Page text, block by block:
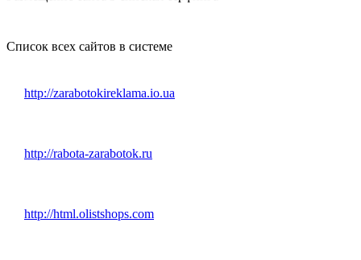
Список всех сайтов в системе
http://zarabotokireklama.io.ua
http://rabota-zarabotok.ru
http://html.olistshops.com